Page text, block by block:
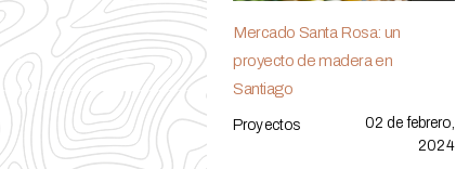
Mercado Santa Rosa: un
proyecto de madera en
Santiago
Proyectos
02 de febrero,
2024